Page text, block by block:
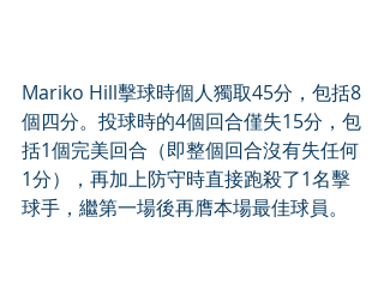
Mariko Hill擊球時個人獨取45分，包括8
個四分。投球時的4個回合僅失15分，包
括1個完美回合（即整個回合沒有失任何
1分），再加上防守時直接跑殺了1名擊
球手，繼第一場後再膺本場最佳球員。